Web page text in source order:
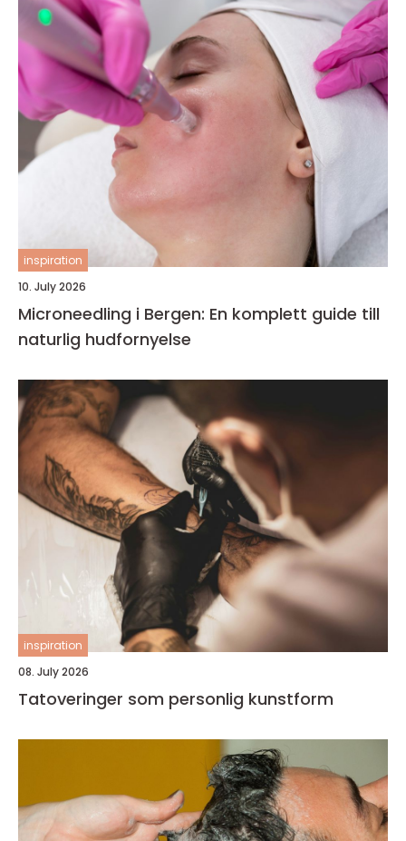
inspiration
10. July 2026
Microneedling i Bergen: En komplett guide till
naturlig hudfornyelse
inspiration
08. July 2026
Tatoveringer som personlig kunstform